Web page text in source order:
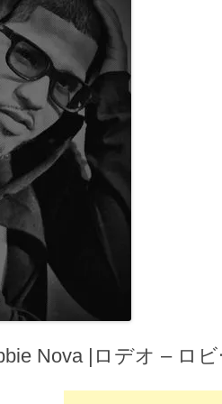
Nova |ロデオ – ロ